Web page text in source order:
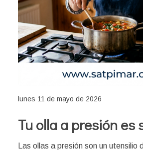
lunes 11 de mayo de 2026
Tu olla a presión es
Las ollas a presión son un utensilio